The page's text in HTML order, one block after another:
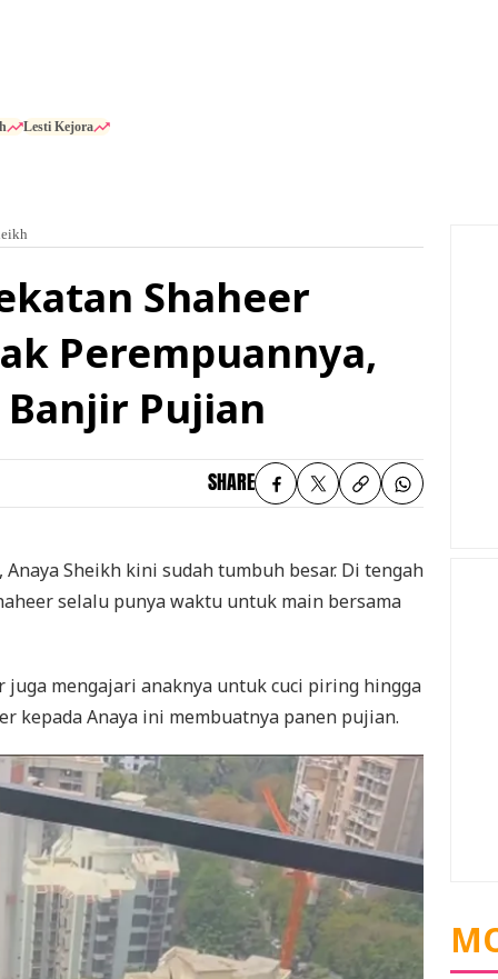
Lesti Kejora
Shaheer
Perempuannya,
Pujian
SHARE
, Anaya Sheikh kini sudah tumbuh besar. Di tengah
selalu punya waktu untuk main bersama
juga mengajari anaknya untuk cuci piring hingga
kepada Anaya ini membuatnya panen pujian.